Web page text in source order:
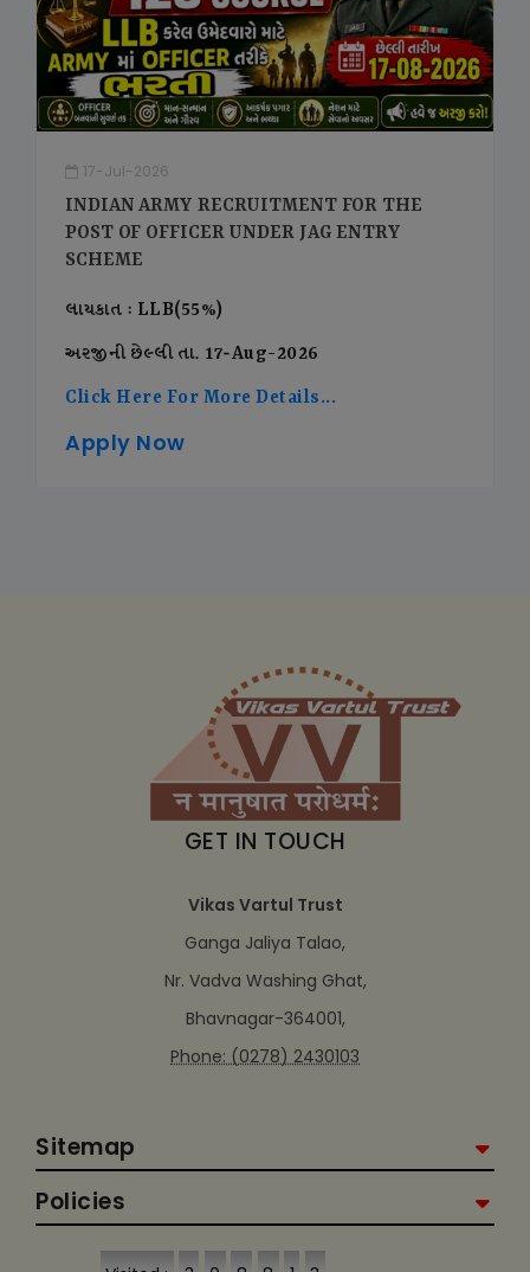
17-Jul-2026
INDIAN ARMY RECRUITMENT FOR THE
POST OF OFFICER UNDER JAG ENTRY
SCHEME
લાયકાત : LLB(55%)
અરજીની છેલ્લી તા. 17-Aug-2026
Click Here For More Details...
Apply Now
GET IN TOUCH
Vikas Vartul Trust
Ganga Jaliya Talao,
Nr. Vadva Washing Ghat,
Bhavnagar-364001,
Phone: (0278) 2430103
Sitemap
Policies